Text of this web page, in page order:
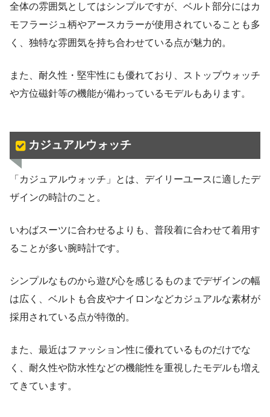
全体の雰囲気としてはシンプルですが、ベルト部分にはカ
モフラージュ柄やアースカラーが使用されていることも多
く、独特な雰囲気を持ち合わせている点が魅力的。
また、耐久性・堅牢性にも優れており、ストップウォッチ
や方位磁針等の機能が備わっているモデルもあります。
カジュアルウォッチ
「カジュアルウォッチ」とは、デイリーユースに適したデ
ザインの時計のこと。
いわばスーツに合わせるよりも、普段着に合わせて着用す
ることが多い腕時計です。
シンプルなものから遊び心を感じるものまでデザインの幅
は広く、ベルトも合皮やナイロンなどカジュアルな素材が
採用されている点が特徴的。
また、最近はファッション性に優れているものだけでな
く、耐久性や防水性などの機能性を重視したモデルも増え
てきています。